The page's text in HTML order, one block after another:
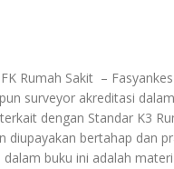
Rumah Sakit –
surveyor akreditasi
dengan Standar K3
diupayakan bertahap dan
buku ini adalah